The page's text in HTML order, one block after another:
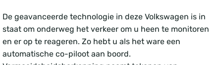
De geavanceerde technologie in deze Volkswagen is in
staat om onderweg het verkeer om u heen te monitoren
en er op te reageren. Zo hebt u als het ware een
automatische co-piloot aan boord.